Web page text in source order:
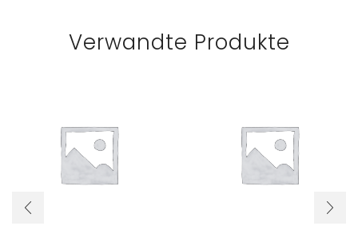
Verwandte Produkte